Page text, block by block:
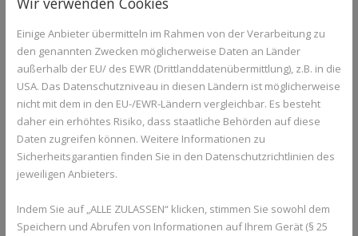
Als Duft: 1–2 Tropfen in den Diffusor für einen klaren,
frischen Kopf.
Achtung: Nie unverdünnt auf empfindliche Haut oder in die
Augen bringen.
Einige Anbieter übermitteln im Rahmen von der Verarbeitung zu
den genannten Zwecken möglicherweise Daten an Länder
außerhalb der EU/ des EWR (Drittlanddatenübermittlung), z.B. in die
USA. Das Datenschutzniveau in diesen Ländern ist möglicherweise
nicht mit dem in den EU-/EWR-Ländern vergleichbar. Es besteht
daher ein erhöhtes Risiko, dass staatliche Behörden auf diese
Daten zugreifen können. Weitere Informationen zu
Sicherheitsgarantien finden Sie in den Datenschutzrichtlinien des
jeweiligen Anbieters.
Indem Sie auf „ALLE ZULASSEN“ klicken, stimmen Sie sowohl dem
Speichern und Abrufen von Informationen auf Ihrem Gerät (§ 25